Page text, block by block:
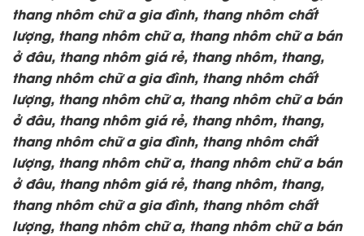
thang nhôm chữ a gia đình, thang nhôm chất
lượng, thang nhôm chữ a, thang nhôm chữ a bán
ở đâu, thang nhôm giá rẻ, thang nhôm, thang,
thang nhôm chữ a gia đình, thang nhôm chất
lượng, thang nhôm chữ a, thang nhôm chữ a bán
ở đâu, thang nhôm giá rẻ, thang nhôm, thang,
thang nhôm chữ a gia đình, thang nhôm chất
lượng, thang nhôm chữ a, thang nhôm chữ a bán
ở đâu, thang nhôm giá rẻ, thang nhôm, thang,
thang nhôm chữ a gia đình, thang nhôm chất
lượng, thang nhôm chữ a, thang nhôm chữ a bán